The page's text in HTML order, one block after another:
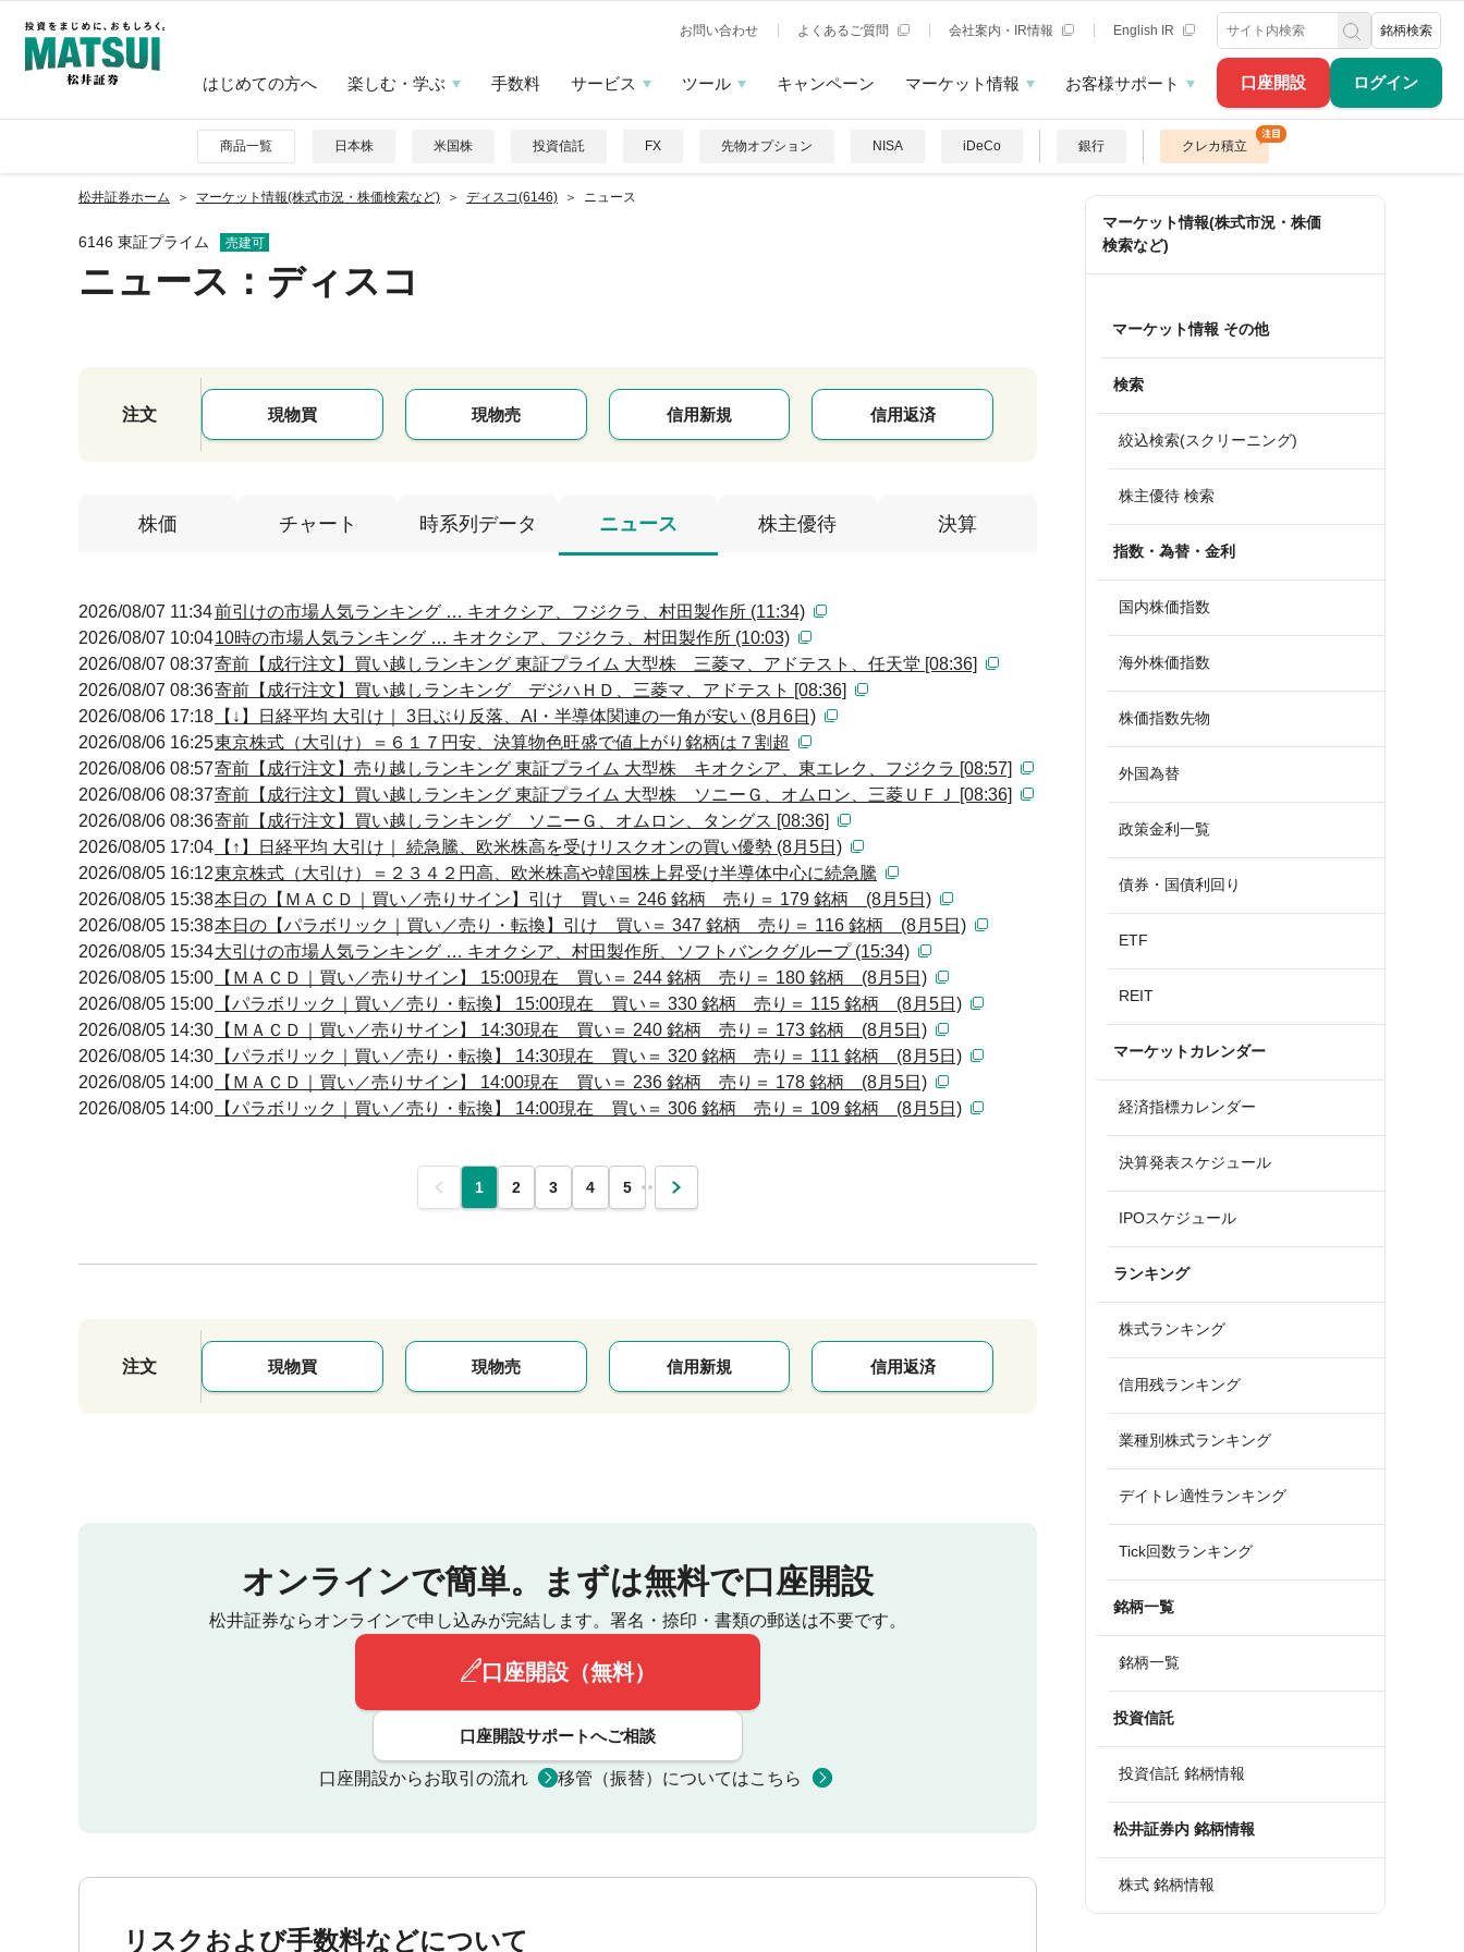
口座開設 ログイン
お問い合わせ よくあるご質問 会社案内・IR情報 English IR 銘柄検索
はじめての方へ 楽しむ・学ぶ 手数料 サービス ツール キャンペーン マーケット情報 お客様サポート
商品一覧 日本株 米国株 投資信託 FX 先物オプション NISA iDeCo 銀行 クレカ積立
松井証券ホーム マーケット情報(株式市況・株価検索など) ディスコ(6146) ニュース
6146 東証プライム 売建可
ニュース ：ディスコ
注文 現物買 現物売 信用新規 信用返済
株価 チャート 時系列データ ニュース 株主優待 決算
2026/08/07 11:34前引けの市場人気ランキング … キオクシア、フジクラ、村田製作所 (11:34)
2026/08/07 10:0410時の市場人気ランキング … キオクシア、フジクラ、村田製作所 (10:03)
2026/08/07 08:37寄前【成行注文】買い越しランキング 東証プライム 大型株 三菱マ、アドテスト、任天堂 [08:36]
2026/08/07 08:36寄前【成行注文】買い越しランキング デジハＨＤ、三菱マ、アドテスト [08:36]
2026/08/06 17:18 【↓】日経平均 大引け｜ 3日ぶり反落、AI・半導体関連の一角が安い (8月6日)
2026/08/06 16:25東京株式（大引け）＝６１７円安、決算物色旺盛で値上がり銘柄は７割超
2026/08/06 08:57寄前【成行注文】売り越しランキング 東証プライム 大型株 キオクシア、東エレク、フジクラ [08:57]
2026/08/06 08:37寄前【成行注文】買い越しランキング 東証プライム 大型株 ソニーＧ、オムロン、三菱ＵＦＪ [08:36]
2026/08/06 08:36寄前【成行注文】買い越しランキング ソニーＧ、オムロン、タングス [08:36]
2026/08/05 17:04 【↑】日経平均 大引け｜ 続急騰、欧米株高を受けリスクオンの買い優勢 (8月5日)
2026/08/05 16:12東京株式（大引け）＝２３４２円高、欧米株高や韓国株上昇受け半導体中心に続急騰
2026/08/05 15:38本日の【ＭＡＣＤ｜買い／売りサイン】引け 買い＝ 246 銘柄 売り＝ 179 銘柄 (8月5日)
2026/08/05 15:38本日の【パラボリック｜買い／売り・転換】引け 買い＝ 347 銘柄 売り＝ 116 銘柄 (8月5日)
2026/08/05 15:34大引けの市場人気ランキング … キオクシア、村田製作所、ソフトバンクグループ (15:34)
2026/08/05 15:00 【ＭＡＣＤ｜買い／売りサイン】 15:00現在 買い＝ 244 銘柄 売り＝ 180 銘柄 (8月5日)
2026/08/05 15:00 【パラボリック｜買い／売り・転換】 15:00現在 買い＝ 330 銘柄 売り＝ 115 銘柄 (8月5日)
2026/08/05 14:30 【ＭＡＣＤ｜買い／売りサイン】 14:30現在 買い＝ 240 銘柄 売り＝ 173 銘柄 (8月5日)
2026/08/05 14:30 【パラボリック｜買い／売り・転換】 14:30現在 買い＝ 320 銘柄 売り＝ 111 銘柄 (8月5日)
2026/08/05 14:00 【ＭＡＣＤ｜買い／売りサイン】 14:00現在 買い＝ 236 銘柄 売り＝ 178 銘柄 (8月5日)
2026/08/05 14:00 【パラボリック｜買い／売り・転換】 14:00現在 買い＝ 306 銘柄 売り＝ 109 銘柄 (8月5日)
前 1 2 3 4 5 … 次
注文 現物買 現物売 信用新規 信用返済
オンラインで簡単。 まずは無料で口座開設
松井証券ならオンラインで申し込みが完結します。 署名・捺印・書類の郵送は不要です。
口座開設（無料）
口座開設サポートへご相談
口座開設からお取引の流れ 移管（振替）についてはこちら
リスクおよび手数料などについて
マーケット情報(株式市況・株価
検索など)
マーケット情報 その他
検索
絞込検索(スクリーニング)
株主優待 検索
指数・為替・金利
国内株価指数
海外株価指数
株価指数先物
外国為替
政策金利一覧
債券・国債利回り
ETF
REIT
マーケットカレンダー
経済指標カレンダー
決算発表スケジュール
IPOスケジュール
ランキング
株式ランキング
信用残ランキング
業種別株式ランキング
デイトレ適性ランキング
Tick回数ランキング
銘柄一覧
銘柄一覧
投資信託
投資信託 銘柄情報
松井証券内 銘柄情報
株式 銘柄情報